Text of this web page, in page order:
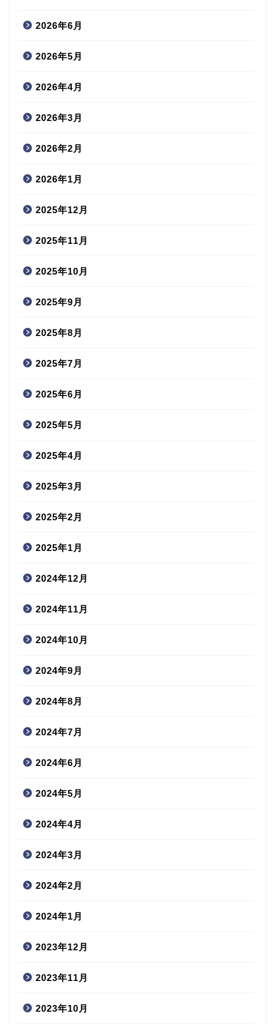
2026年6月
2026年5月
2026年4月
2026年3月
2026年2月
2026年1月
2025年12月
2025年11月
2025年10月
2025年9月
2025年8月
2025年7月
2025年6月
2025年5月
2025年4月
2025年3月
2025年2月
2025年1月
2024年12月
2024年11月
2024年10月
2024年9月
2024年8月
2024年7月
2024年6月
2024年5月
2024年4月
2024年3月
2024年2月
2024年1月
2023年12月
2023年11月
2023年10月